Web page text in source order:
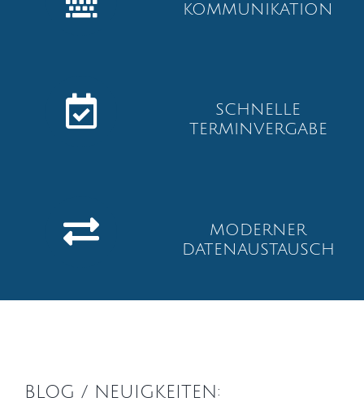
OMMUNIKATION
SCHNELLE
TERMINVERGABE
MODERNER
DATENAUSTAUSCH
BLOG / NEUIGKEITEN: